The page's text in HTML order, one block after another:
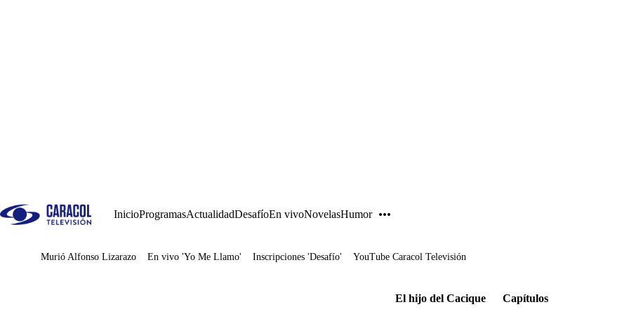
InicioProgramasActualidadDesafíoEn vivoNovelasHumor
Juegos
Murió Alfonso Lizarazo En vivo 'Yo Me Llamo' Inscripciones 'Desafío' YouTube Caracol Televisión
El hijo del Cacique Capítulos